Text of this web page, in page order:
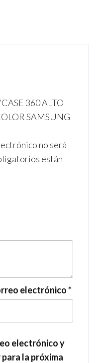
360 ALTO
SAMSUNG
no será
están
electrónico*
electrónico y
la próxima